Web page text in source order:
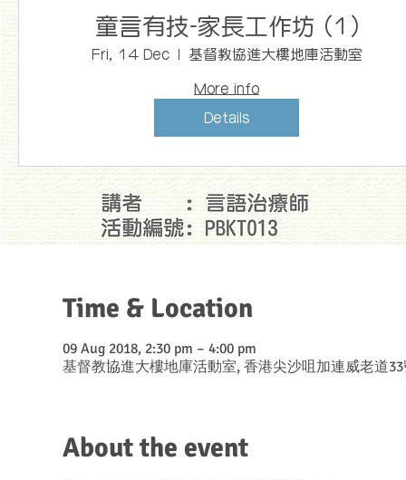
Time & Location
09 Aug 2018, 2:30 pm – 4:00 pm
基督教協進大樓地庫活動室, 香港尖沙咀加連威老道
About the event
童言有技-家長工作坊 (1)
Fri, 14 Dec 基督教協進大樓地庫活動室
More info
Details